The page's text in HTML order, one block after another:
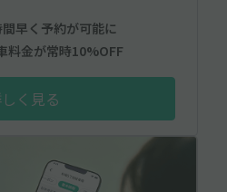
早く予約が可能に
料金が常時10%OFF
く見る